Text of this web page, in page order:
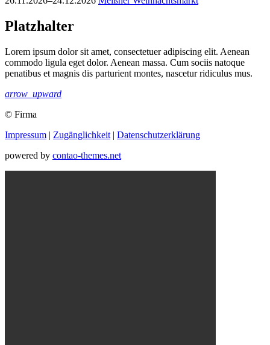
Platzhalter
Lorem ipsum dolor sit amet, consectetuer adipiscing elit. Aenean
commodo ligula eget dolor. Aenean massa. Cum sociis natoque
penatibus et magnis dis parturient montes, nascetur ridiculus mus.
arrow_upward
© Firma
Impressum | Zugänglichkeit | Datenschutz­erklärung
powered by contao-themes.net